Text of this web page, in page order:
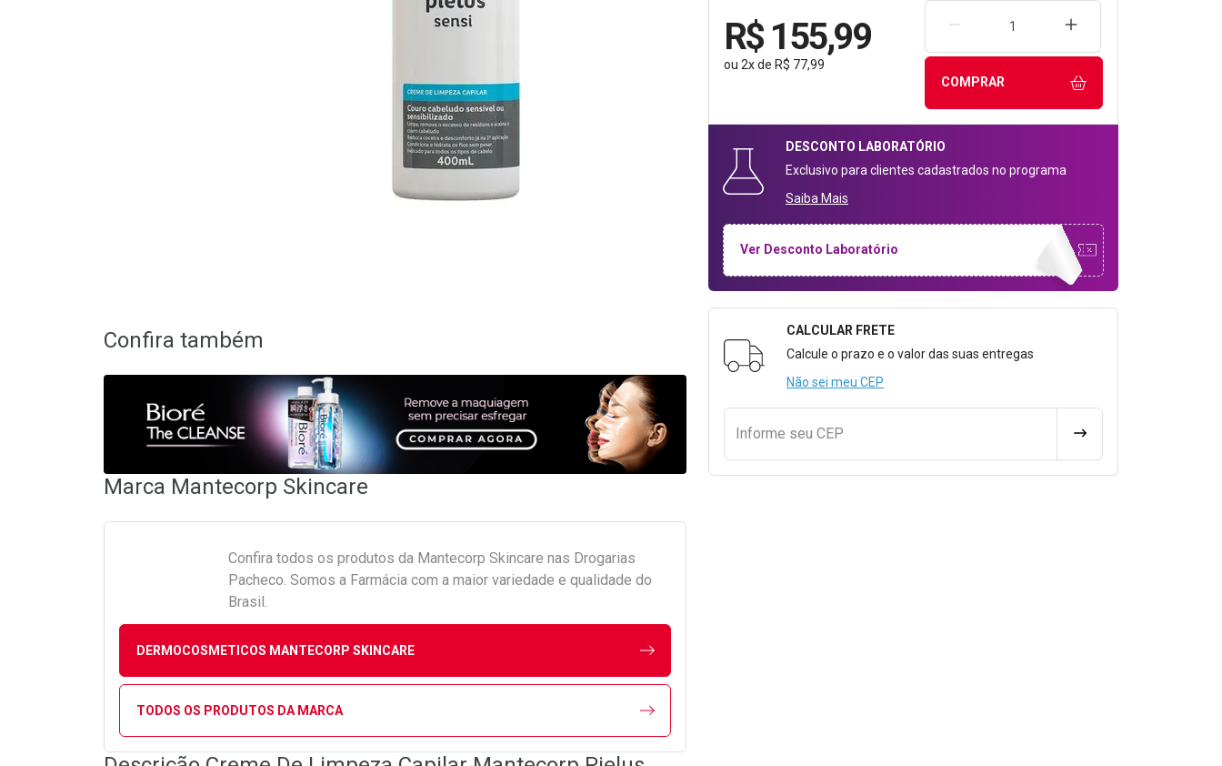
R$ 155,99
ou 2xde R$ 77,99
REMOVER UMA UNIDADEAUMENTAR UMA
COMPRAR
DESCONTO LABORATÓRIO
Exclusivo para clientes cadastrados no programa
Saiba Mais
Ver Desconto Laboratório
Formulário para Calcular o Frete
CALCULAR FRETE
Calcule o prazo e o valor das suas entregas
Não sei meu CEP
Informe seu CEP CALCULAR FRETE
Confira também
Marca Mantecorp Skincare
Confira todos os produtos da Mantecorp Skincare nas Drogarias
Pacheco. Somos a Farmácia com a maior variedade e qualidade do
Brasil.
DERMOCOSMETICOS MANTECORP SKINCARE
TODOS OS PRODUTOS DA MARCA